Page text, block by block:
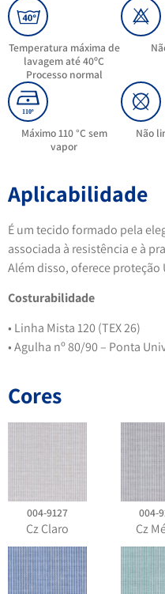
Temperatura máxima de
lavagem até 40ºC
Processo normal
Máximo 110 °C sem
vapor
Não
Aplicabilidade
É um tecido formado pela
associada à resistência e à
Além disso, oferece proteção
Costurabilidade
• Linha Mista 120 (TEX 26)
• Agulha nº 80/90 – Ponta
Cores
004-9127
Cz Claro
004-
Cz